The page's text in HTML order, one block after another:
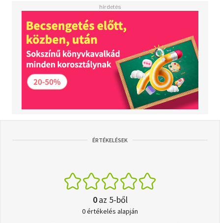
ÉRTÉKELÉSEK
0az 5-ből
0 értékelés alapján